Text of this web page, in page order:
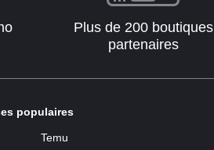
Plus de 200 boutiques
partenaires
populaires
Temu